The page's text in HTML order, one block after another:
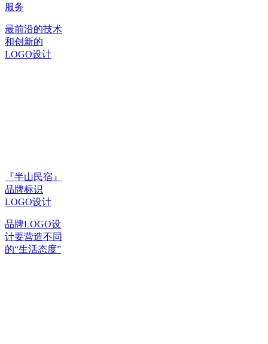
服务
最前沿的技术
和创新的
LOGO设计
『半山民宿』
品牌标识
LOGO设计
品牌LOGO设
计要营造不同
的“生活态度”